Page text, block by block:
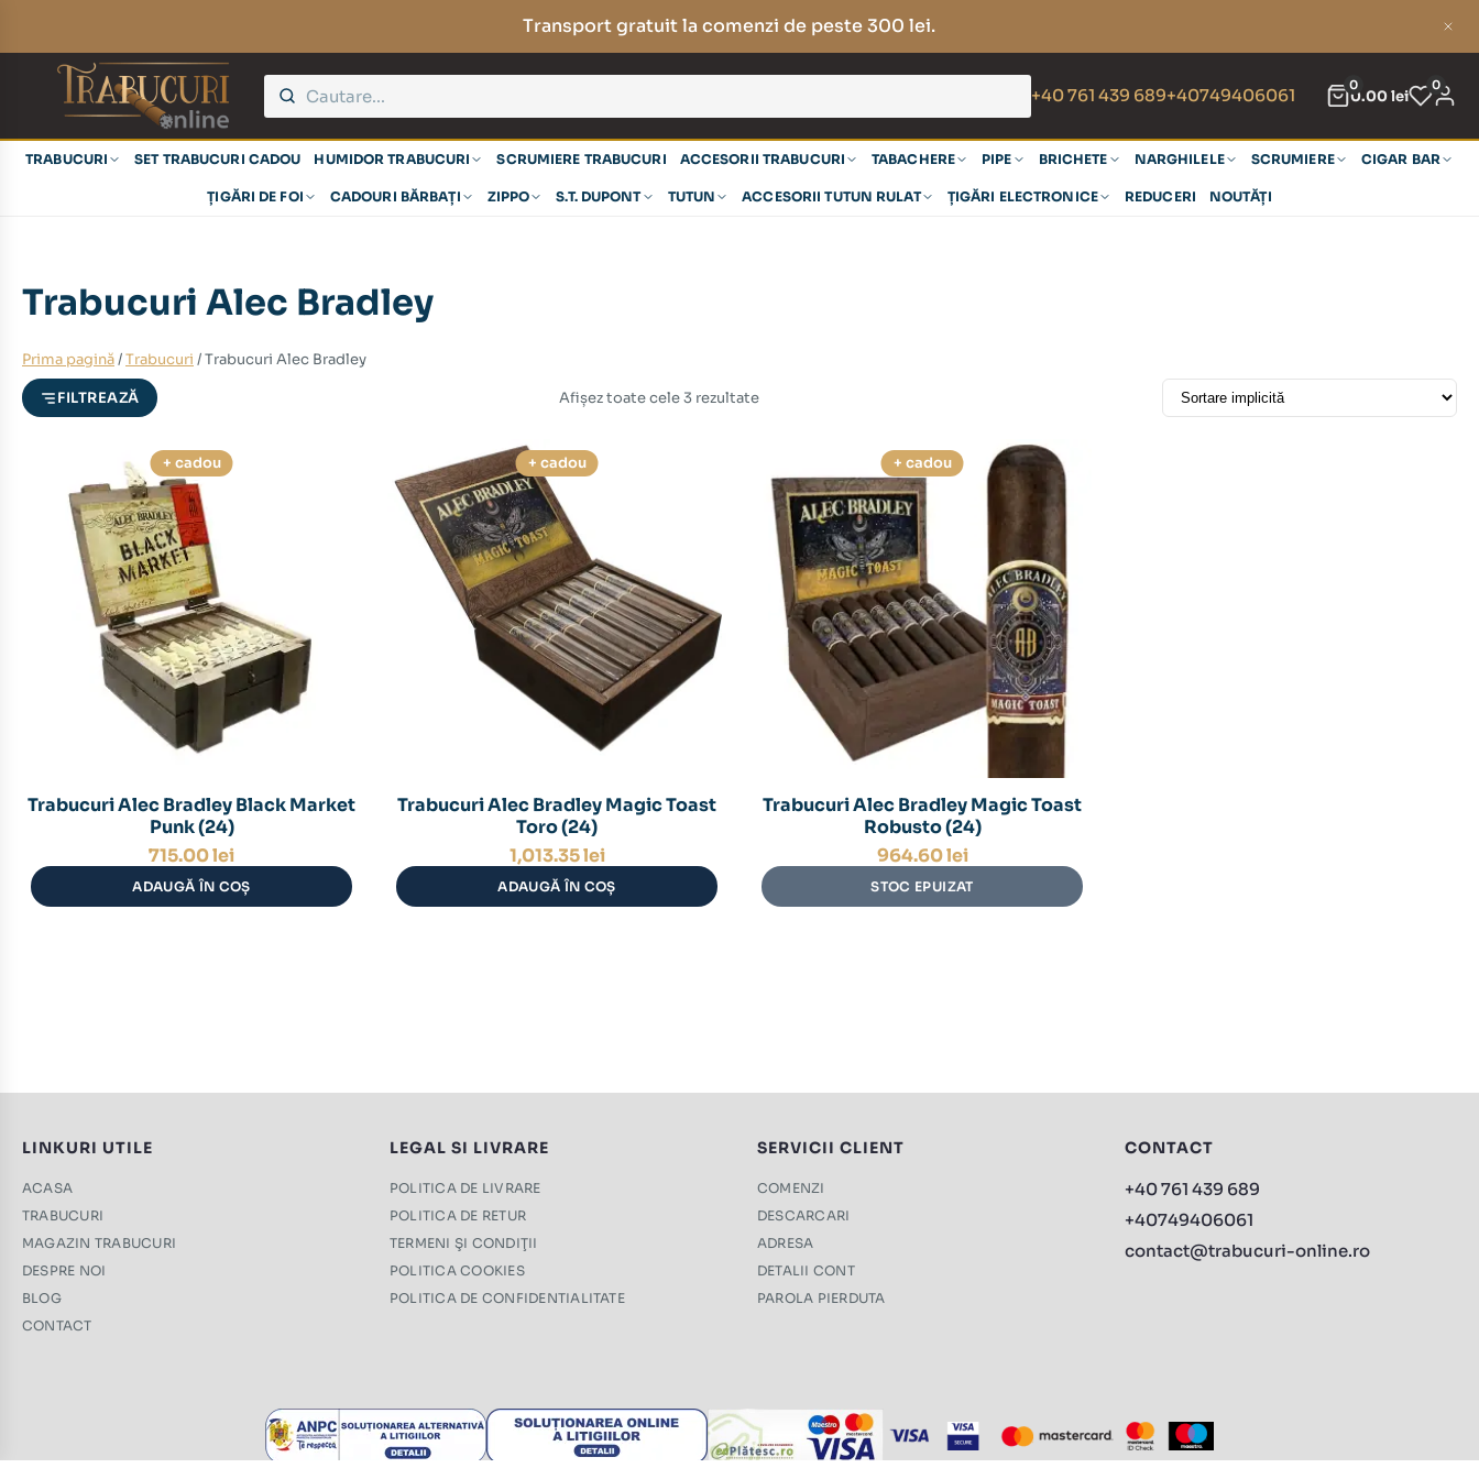
Transport gratuit la comenzi de peste 300 lei.
+40 761 439 689+40749406061 0
0.00lei
0
TRABUCURI SET TRABUCURI CADOU HUMIDOR TRABUCURI SCRUMIERE TRABUCURI ACCESORII TRABUCURI TABACHERE PIPE BRICHETE NARGHILELE SCRUMIERE CIGAR BAR
ȚIGĂRI DE FOI CADOURI BĂRBAȚI ZIPPO S.T. DUPONT TUTUN ACCESORII TUTUN RULAT ȚIGĂRI ELECTRONICE REDUCERI NOUTĂȚI
Trabucuri Alec Bradley
Prima pagină/Trabucuri / Trabucuri Alec Bradley
FILTREAZĂ Afișez toate cele 3 rezultate
+ cadou
Trabucuri Alec Bradley Black Market
Punk (24)
715.00lei
ADAUGĂ ÎN COȘ
+ cadou
Trabucuri Alec Bradley Magic Toast
Toro (24)
1,013.35lei
ADAUGĂ ÎN COȘ
+ cadou
Trabucuri Alec Bradley Magic Toast
Robusto (24)
964.60lei
STOC EPUIZAT
LINKURI UTILE
ACASA
TRABUCURI
MAGAZIN TRABUCURI
DESPRE NOI
BLOG
CONTACT
LEGAL SI LIVRARE
POLITICA DE LIVRARE
POLITICA DE RETUR
TERMENI ŞI CONDIŢII
POLITICA COOKIES
POLITICA DE CONFIDENTIALITATE
SERVICII CLIENT
COMENZI
DESCARCARI
ADRESA
DETALII CONT
PAROLA PIERDUTA
CONTACT
+40 761 439 689
+40749406061
contact@trabucuri-online.ro